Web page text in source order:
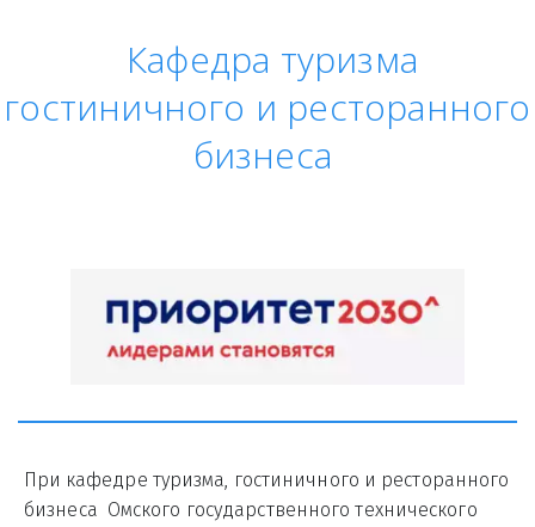
Кафедра туризма
гостиничного и ресторанного
бизнеса
При кафедре туризма, гостиничного и ресторанного
бизнеса  Омского государственного технического